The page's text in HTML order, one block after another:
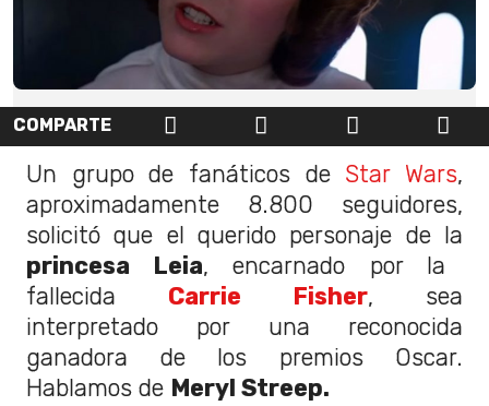
COMPARTE
Un grupo de fanáticos de Star Wars,
aproximadamente 8.800 seguidores,
solicitó que el querido personaje de la
princesa Leia, encarnado por la
fallecida Carrie Fisher, sea
interpretado por una reconocida
ganadora de los premios Oscar.
Hablamos de Meryl Streep.